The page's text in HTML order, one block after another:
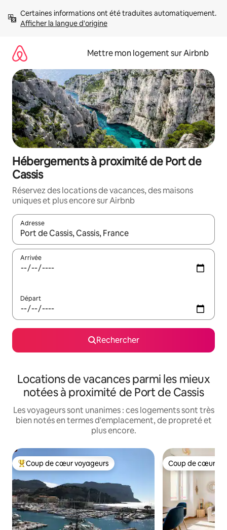
directement
Afficher la langue d'origine
Mettre mon logement sur Airbnb
Hébergements à proximité de Port de
Cassis
Réservez des locations de vacances, des maisons
uniques et plus encore sur Airbnb
Adresse
Lorsque les résultats s'affichent, utilisez les flèches vers le
Arrivée
Départ
Rechercher
Locations de vacances parmi les mieux
notées à proximité de Port de Cassis
Les voyageurs sont unanimes : ces logements sont très
bien notés en termes d'emplacement, de propreté et
plus encore.
Coups de cœur voyageurs les plus appréciés
Coup de cœur voyageurs Coup de cœur
Coup de cœur